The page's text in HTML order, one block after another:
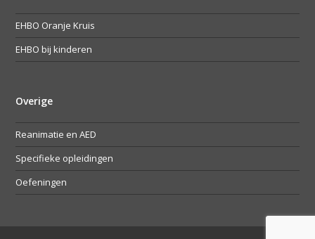
EHBO Oranje Kruis
EHBO bij kinderen
Overige
Reanimatie en AED
Specifieke opleidingen
Oefeningen